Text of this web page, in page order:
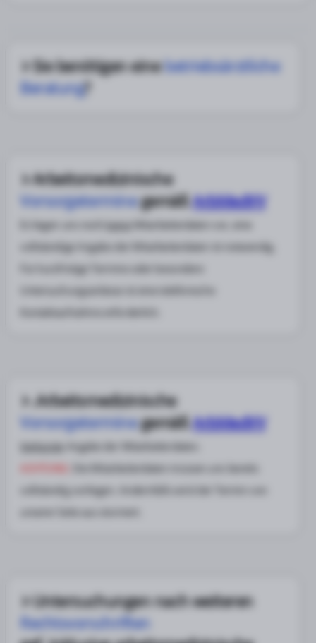
Sie benötigen einebetriebsärztliche
Beratung?
Arbeitsmedizinische
VorsorgeterminegemäßArbMedVV
Es liegen uns noch keine Mitarbeiterdaten vor, eine
vollständige Angabe der Mitarbeiterdaten ist notwendig.
Für kurzfristige Termine oder besondere
Untersuchungsanlässe ist eine telefonische
Kontaktaufnahme erforderlich.
.Arbeitsmedizinische
VorsorgeterminegemäßArbMedVV
Verkürzte
Angabe der Mitarbeiterdaten.
vollständig vorliegen. Andernfalls wird der Termin von
Untersuchungen nach weiteren
Rechtsvorschriften